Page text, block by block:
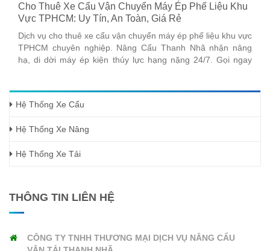
Cho Thuê Xe Cẩu Vận Chuyển Máy Ép Phế Liệu Khu
Vực TPHCM: Uy Tín, An Toàn, Giá Rẻ
Dịch vụ cho thuê xe cẩu vận chuyển máy ép phế liệu khu vực
TPHCM chuyên nghiệp. Nâng Cẩu Thanh Nhã nhận nâng
hạ, di dời máy ép kiện thủy lực hạng nặng 24/7. Gọi ngay
Hệ Thống Xe Cẩu
Hệ Thống Xe Nâng
Hệ Thống Xe Tải
THÔNG TIN LIÊN HỆ
CÔNG TY TNHH THƯƠNG MẠI DỊCH VỤ NÂNG CẨU